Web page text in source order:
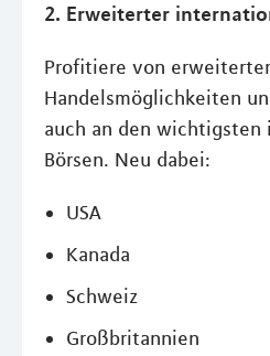
2. Erweiterter
Profitiere von
Handelsmöglichkeiten
auch an den wichtigsten
Börsen. Neu dabei:
USA
Kanada
Schweiz
Großbritannien